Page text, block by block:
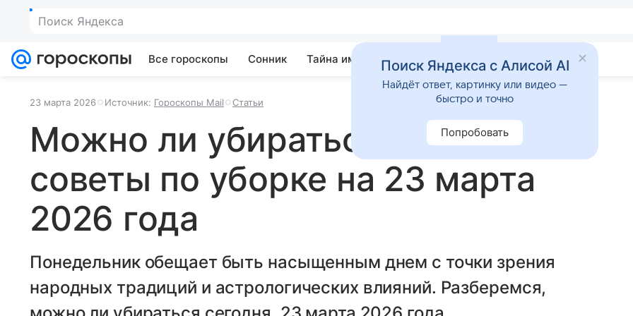
Поиск Яндекса
Все гороскопы Сонник Тайна имени Гадания Приметы
23 марта 2026 Источник: Гороскопы Mail Статьи
Можно ли убираться сегодня:
советы по уборке на 23 марта
2026 года
Понедельник обещает быть насыщенным днем с точки зрения
народных традиций и астрологических влияний. Разберемся,
Поиск Яндекса с Алисой AI
Найдёт ответ, картинку или видео —
быстро и точно
Попробовать